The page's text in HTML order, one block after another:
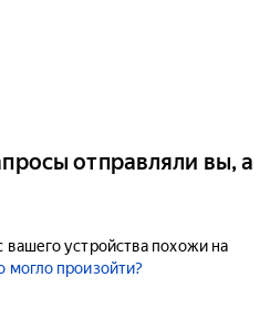
отправляли вы, а
устройства похожи на
могло произойти?